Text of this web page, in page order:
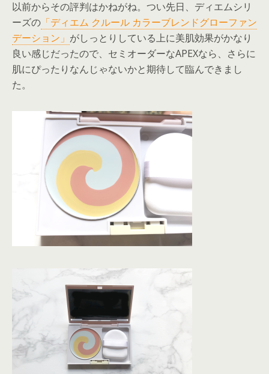
以前からその評判はかねがね。つい先日、ディエムシリ
ーズの 「ディエム クルール カラーブレンドグローファン
デーション」 がしっとりしている上に美肌効果がかなり
良い感じだったので、セミオーダーなAPEXなら、さらに
肌にぴったりなんじゃないかと期待して臨んできまし
た。